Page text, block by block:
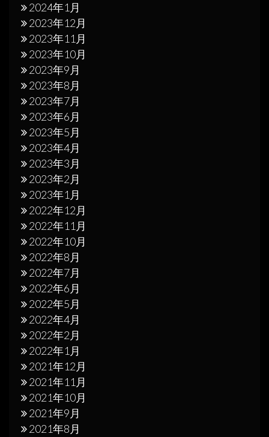
2024年1月
2023年12月
2023年11月
2023年10月
2023年9月
2023年8月
2023年7月
2023年6月
2023年5月
2023年4月
2023年3月
2023年2月
2023年1月
2022年12月
2022年11月
2022年10月
2022年8月
2022年7月
2022年6月
2022年5月
2022年4月
2022年2月
2022年1月
2021年12月
2021年11月
2021年10月
2021年9月
2021年8月